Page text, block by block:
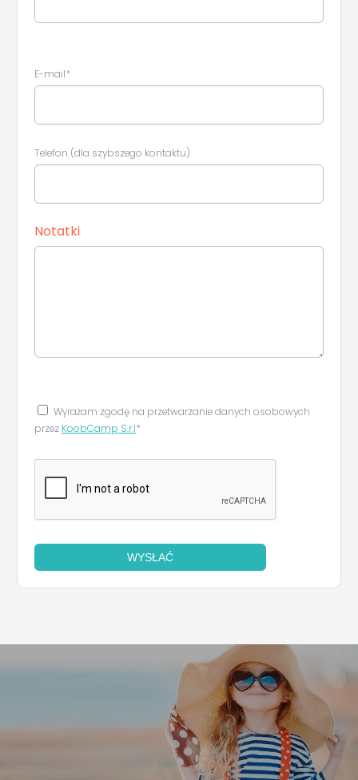
E-mail*
Telefon (dla szybszego kontaktu)
Notatki
Wyrażam zgodę na przetwarzanie danych osobowych
przez KoobCamp S.r.l*
WYSŁAĆ